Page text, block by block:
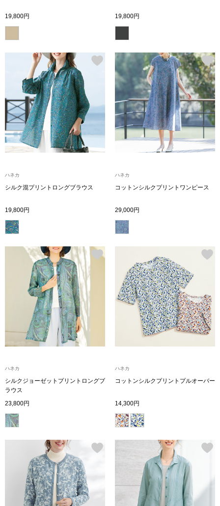
ダーウェア
ン雑貨
Miss Kyouko／ミスキョウコ
ランド
ボディバッグ
リュック･バッ
ボストンバッグ
スーツケース
レースアップ
スニーカー
ブーツ
革小物
ポーチ
19,800円 19,800円
ハネカ
シルク混プリントロングブラウス
19,800円
ハネカ
コットンシルクプリントワンピース
29,000円
ハネカ
シルクジョーゼットプリントロングブ
ラウス
23,800円
ハネカ
コットンシルクプリントプルオーバー
14,300円